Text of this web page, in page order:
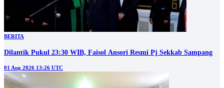
BERITA
Dilantik Pukul 23:30 WIB, Faisol Ansori Resmi Pj Sekkab Sampang
01 Aug 2026 13:26 UTC